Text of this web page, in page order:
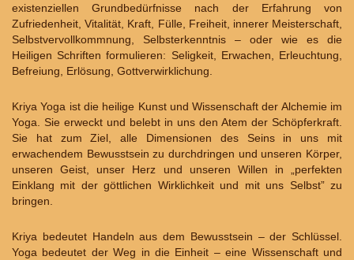
existenziellen Grundbedürfnisse nach der Erfahrung von
Zufriedenheit, Vitalität, Kraft, Fülle, Freiheit, innerer Meisterschaft,
Selbstvervollkommnung, Selbsterkenntnis – oder wie es die
Heiligen Schriften formulieren: Seligkeit, Erwachen, Erleuchtung,
Befreiung, Erlösung, Gottverwirklichung.
Kriya Yoga ist die heilige Kunst und Wissenschaft der Alchemie im
Yoga. Sie erweckt und belebt in uns den Atem der Schöpferkraft.
Sie hat zum Ziel, alle Dimensionen des Seins in uns mit
erwachendem Bewusstsein zu durchdringen und unseren Körper,
unseren Geist, unser Herz und unseren Willen in „perfekten
Einklang mit der göttlichen Wirklichkeit und mit uns Selbst” zu
bringen.
Kriya bedeutet Handeln aus dem Bewusstsein – der Schlüssel.
Yoga bedeutet der Weg in die Einheit – eine Wissenschaft und